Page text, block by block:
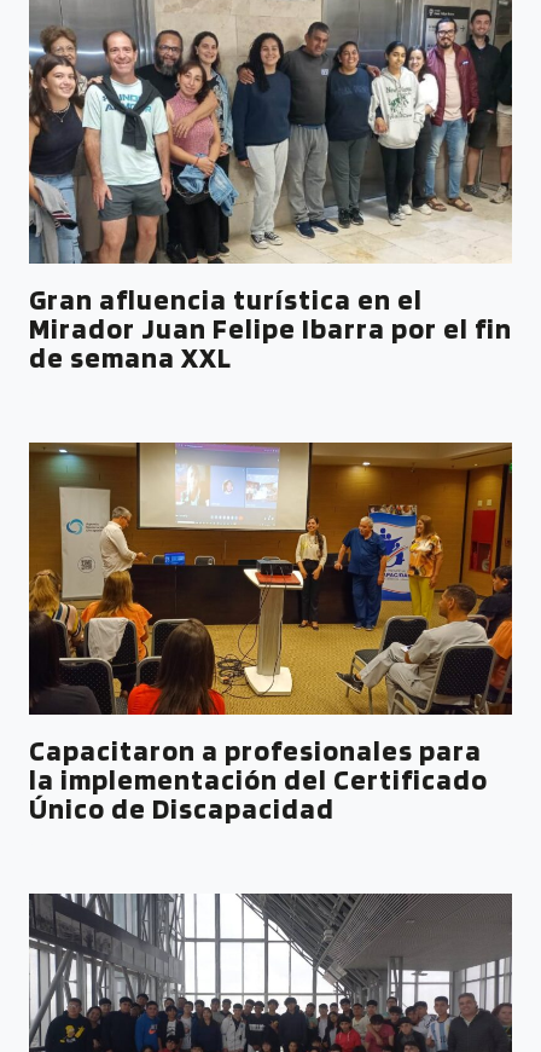
Gran afluencia turística en el
Mirador Juan Felipe Ibarra por el fin
de semana XXL
Capacitaron a profesionales para
la implementación del Certificado
Único de Discapacidad